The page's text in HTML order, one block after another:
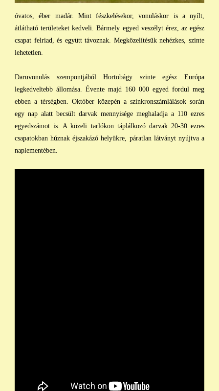
óvatos, éber madár. Mint fészkelésekor, vonuláskor is a nyílt,
átlátható területeket kedveli. Bármely egyed veszélyt érez, az egész
csapat felriad, és együtt távoznak. Megközelítésük nehézkes, szinte
lehetetlen.
Daruvonulás szempontjából Hortobágy szinte egész Európa
legkedveltebb állomása. Évente majd 160 000 egyed fordul meg
ebben a térségben. Október közepén a szinkronszámlálások során
egy nap alatt becsült darvak mennyisége meghaladja a 110 ezres
egyedszámot is. A közeli tarlókon táplálkozó darvak 20-30 ezres
csapatokban húznak éjszakázó helyükre, páratlan látványt nyújtva a
naplementében.